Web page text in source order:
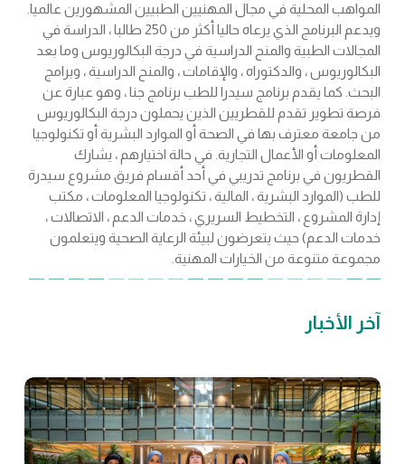
المواهب المحلية في مجال المهنيين الطبيين المشهورين عالميا.
ويدعم البرنامج الذي يرعاه حاليا أكثر من 250 طالبا ، الدراسة في
المجالات الطبية والمنح الدراسية في درجة البكالوريوس وما بعد
البكالوريوس ، والدكتوراه ، والإقامات ، والمنح الدراسية ، وبرامج
البحث. كما يقدم برنامج سيدرا للطب برنامج جنا ، وهو عبارة عن
فرصة تطوير تقدم للقطريين الذين يحملون درجة البكالوريوس
من جامعة معترف بها في الصحة أو الموارد البشرية أو تكنولوجيا
المعلومات أو الأعمال التجارية. في حالة اختيارهم ، يشارك
القطريون في برنامج تدريبي في أحد أقسام فريق مشروع سيدرة
للطب (الموارد البشرية ، المالية ، تكنولوجيا المعلومات ، مكتب
إدارة المشروع ، التخطيط السريري ، خدمات الدعم ، الاتصالات ،
خدمات الدعم) حيث يتعرضون لبيئة الرعاية الصحية ويتعلمون
مجموعة متنوعة من الخيارات المهنية.
آخر الأخبار